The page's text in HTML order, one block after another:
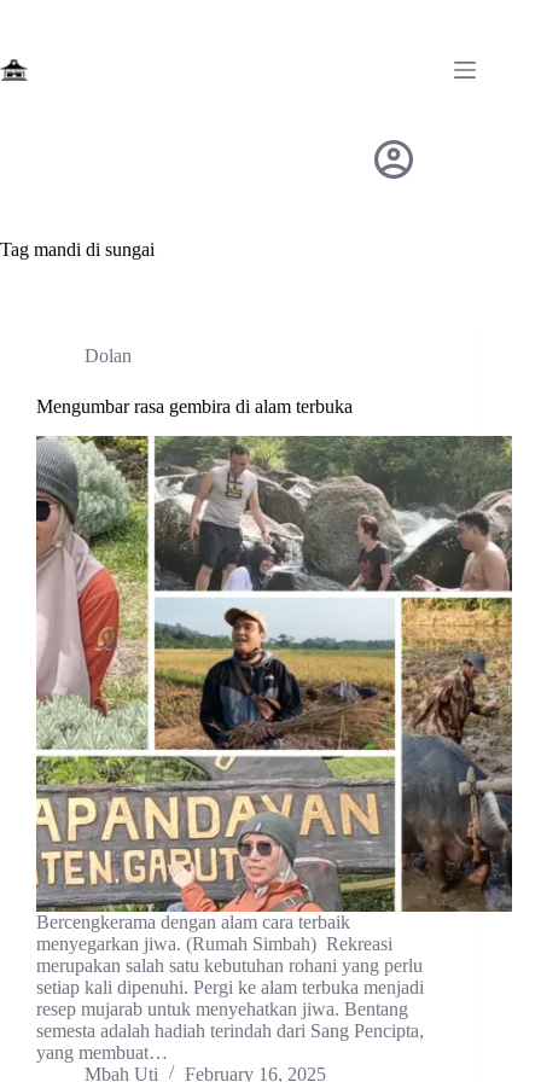
Tag mandi di sungai
Dolan
Mengumbar rasa gembira di alam terbuka
Bercengkerama dengan alam cara terbaik
menyegarkan jiwa. (Rumah Simbah) Rekreasi
merupakan salah satu kebutuhan rohani yang perlu
setiap kali dipenuhi. Pergi ke alam terbuka menjadi
resep mujarab untuk menyehatkan jiwa. Bentang
semesta adalah hadiah terindah dari Sang Pencipta,
yang membuat…
Mbah Uti
February 16, 2025